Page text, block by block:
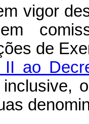
vigor
de
II ao
inclusive,